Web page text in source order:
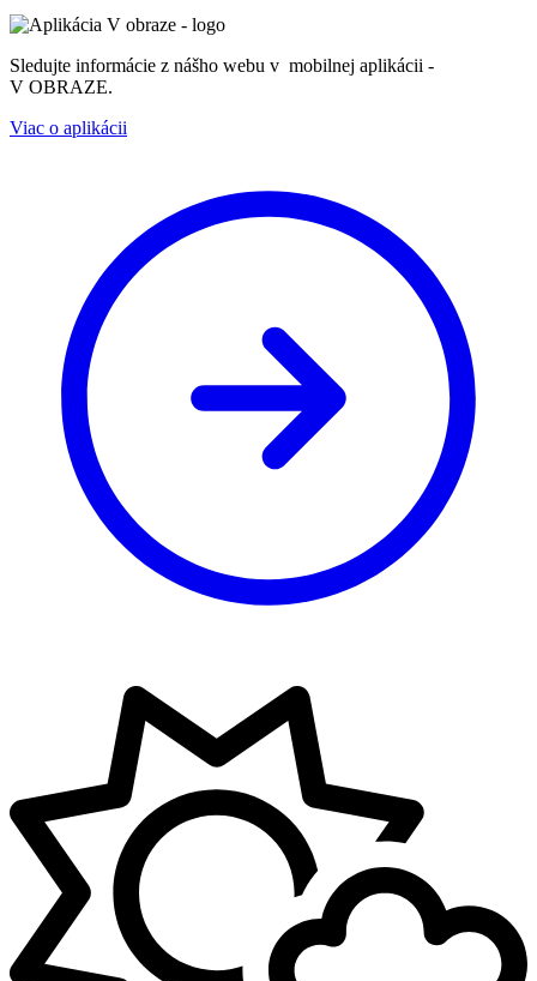
Sledujte informácie z nášho webu v mobilnej aplikácii -
V OBRAZE.
Viac o aplikácii